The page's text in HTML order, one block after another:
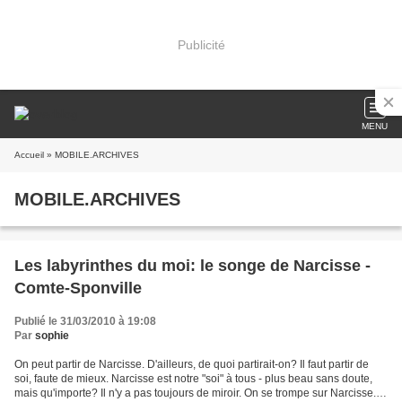
Publicité
MENU
Accueil » MOBILE.ARCHIVES
MOBILE.ARCHIVES
Les labyrinthes du moi: le songe de Narcisse -
Comte-Sponville
Publié le 31/03/2010 à 19:08
Par sophie
On peut partir de Narcisse. D'ailleurs, de quoi partirait-on? Il faut partir de
soi, faute de mieux. Narcisse est notre "soi" à tous - plus beau sans doute,
mais qu'importe? Il n'y a pas toujours de miroir. On se trompe sur Narcisse.